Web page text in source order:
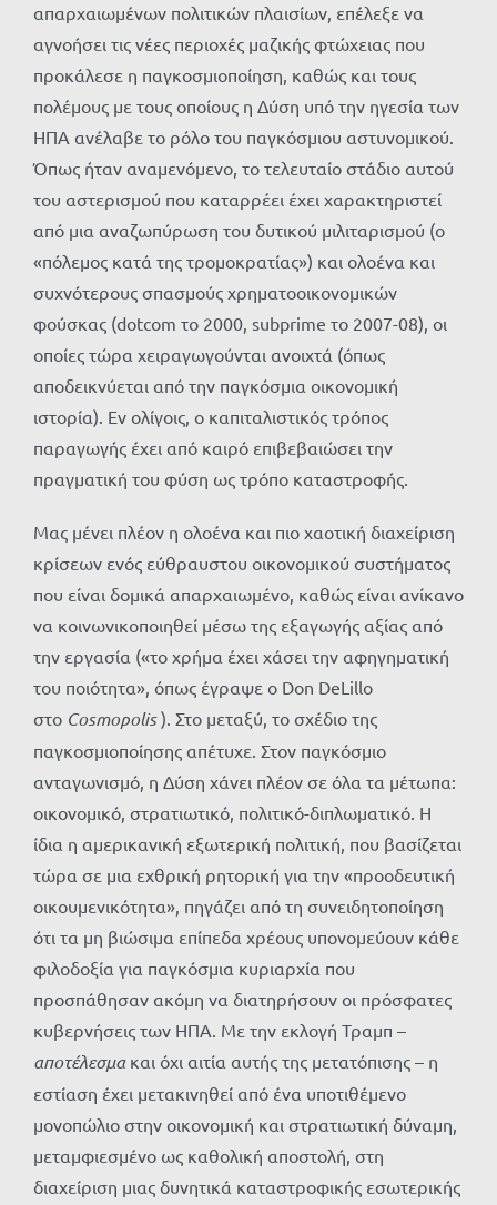
απαρχαιωμένων πολιτικών πλαισίων, επέλεξε να
αγνοήσει τις νέες περιοχές μαζικής φτώχειας που
προκάλεσε η παγκοσμιοποίηση, καθώς και τους
πολέμους με τους οποίους η Δύση υπό την ηγεσία των
ΗΠΑ ανέλαβε το ρόλο του παγκόσμιου αστυνομικού.
Όπως ήταν αναμενόμενο, το τελευταίο στάδιο αυτού
του αστερισμού που καταρρέει έχει χαρακτηριστεί
από μια αναζωπύρωση του δυτικού μιλιταρισμού (ο
«πόλεμος κατά της τρομοκρατίας») και ολοένα και
συχνότερους σπασμούς χρηματοοικονομικών
φούσκας (dotcom το 2000, subprime το 2007-08), οι
οποίες τώρα χειραγωγούνται ανοιχτά (όπως
αποδεικνύεται από την παγκόσμια οικονομική
ιστορία). Εν ολίγοις, ο καπιταλιστικός τρόπος
παραγωγής έχει από καιρό επιβεβαιώσει την
πραγματική του φύση ως τρόπο καταστροφής.
Μας μένει πλέον η ολοένα και πιο χαοτική διαχείριση
κρίσεων ενός εύθραυστου οικονομικού συστήματος
που είναι δομικά απαρχαιωμένο, καθώς είναι ανίκανο
να κοινωνικοποιηθεί μέσω της εξαγωγής αξίας από
την εργασία («το χρήμα έχει χάσει την αφηγηματική
του ποιότητα», όπως έγραψε ο Don DeLillo
στο Cosmopolis). Στο μεταξύ, το σχέδιο της
παγκοσμιοποίησης απέτυχε. Στον παγκόσμιο
ανταγωνισμό, η Δύση χάνει πλέον σε όλα τα μέτωπα:
οικονομικό, στρατιωτικό, πολιτικό-διπλωματικό. Η
ίδια η αμερικανική εξωτερική πολιτική, που βασίζεται
τώρα σε μια εχθρική ρητορική για την «προοδευτική
οικουμενικότητα», πηγάζει από τη συνειδητοποίηση
ότι τα μη βιώσιμα επίπεδα χρέους υπονομεύουν κάθε
φιλοδοξία για παγκόσμια κυριαρχία που
προσπάθησαν ακόμη να διατηρήσουν οι πρόσφατες
κυβερνήσεις των ΗΠΑ. Με την εκλογή Τραμπ –
αποτέλεσμακαι όχι αιτία αυτής της μετατόπισης – η
εστίαση έχει μετακινηθεί από ένα υποτιθέμενο
μονοπώλιο στην οικονομική και στρατιωτική δύναμη,
μεταμφιεσμένο ως καθολική αποστολή, στη
διαχείριση μιας δυνητικά καταστροφικής εσωτερικής